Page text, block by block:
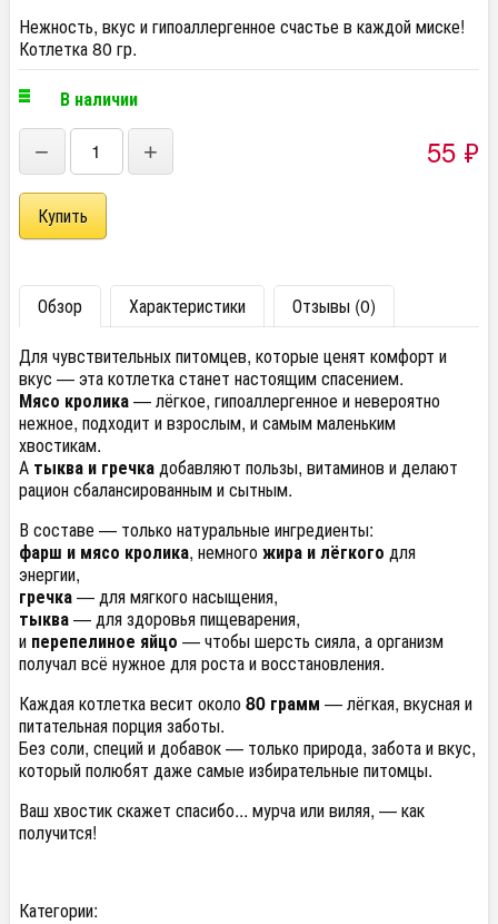
Нежность, вкус и гипоаллергенное счастье в каждой миске!
Котлетка 80 гр.
В наличии
− + 55 ₽
Обзор Характеристики
Отзывы (0)
Для чувствительных питомцев, которые ценят комфорт и
вкус — эта котлетка станет настоящим спасением.
Мясо кролика— лёгкое, гипоаллергенное и невероятно
нежное, подходит и взрослым, и самым маленьким
хвостикам.
А тыква и гречкадобавляют пользы, витаминов и делают
рацион сбалансированным и сытным.
В составе — только натуральные ингредиенты:
фарш и мясо кролика, немногожира и лёгкого для
энергии,
гречка— для мягкого насыщения,
тыква— для здоровья пищеварения,
и перепелиное яйцо — чтобы шерсть сияла, а организм
получал всё нужное для роста и восстановления.
Каждая котлетка весит около80 грамм — лёгкая, вкусная и
питательная порция заботы.
Без соли, специй и добавок — только природа, забота и вкус,
который полюбят даже самые избирательные питомцы.
Ваш хвостик скажет спасибо... мурча или виляя, — как
получится!
Категории: